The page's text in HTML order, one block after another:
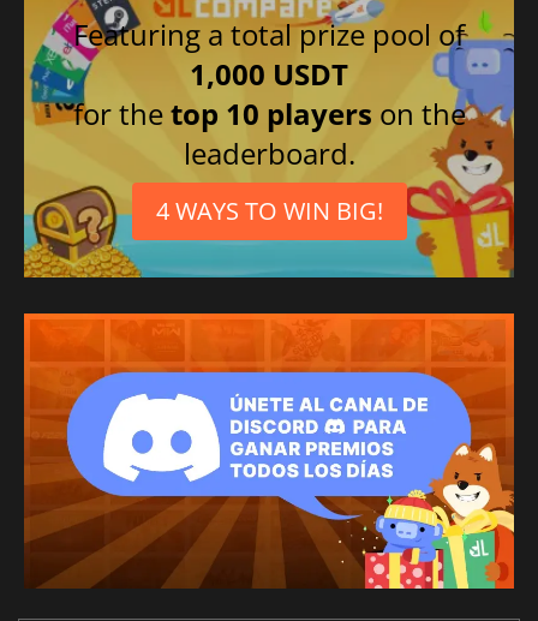
Featuring a total prize pool of
1,000 USDT
for thetop 10 players on the
leaderboard.
4 WAYS TO WIN BIG!